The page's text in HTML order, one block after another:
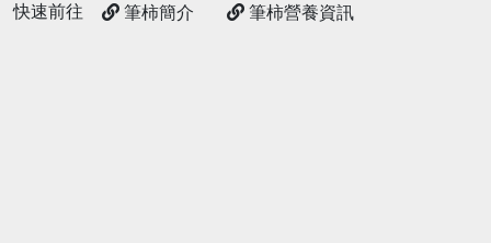
快速前往 筆柿簡介 筆柿營養資訊